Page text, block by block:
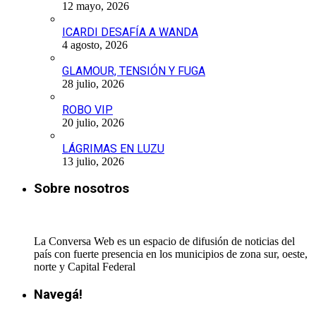
12 mayo, 2026
ICARDI DESAFÍA A WANDA
4 agosto, 2026
GLAMOUR, TENSIÓN Y FUGA
28 julio, 2026
ROBO VIP
20 julio, 2026
LÁGRIMAS EN LUZU
13 julio, 2026
Sobre nosotros
La Conversa Web es un espacio de difusión de noticias del
país con fuerte presencia en los municipios de zona sur, oeste,
norte y Capital Federal
Navegá!